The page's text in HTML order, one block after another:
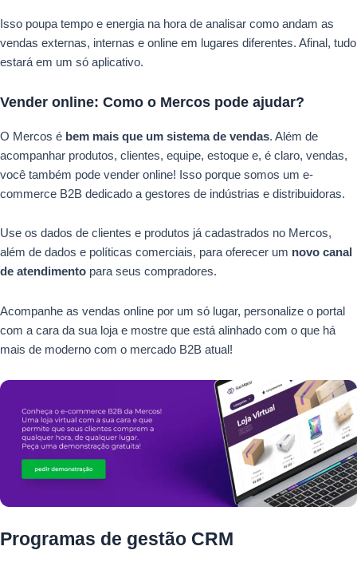
Isso poupa tempo e energia na hora de analisar como andam as
vendas externas, internas e online em lugares diferentes. Afinal, tudo
estará em um só aplicativo.
Vender online: Como o Mercos pode ajudar?
O Mercos é bem mais que um sistema de vendas. Além de
acompanhar produtos, clientes, equipe, estoque e, é claro, vendas,
você também pode vender online! Isso porque somos um e-
commerce B2B dedicado a gestores de indústrias e distribuidoras.
Use os dados de clientes e produtos já cadastrados no Mercos,
além de dados e políticas comerciais, para oferecer um novo canal
de atendimento para seus compradores.
Acompanhe as vendas online por um só lugar, personalize o portal
com a cara da sua loja e mostre que está alinhado com o que há
mais de moderno com o mercado B2B atual!
Programas de gestão CRM